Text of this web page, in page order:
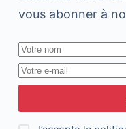
vous abonner à